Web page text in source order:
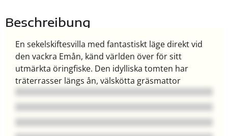
Beschreibung
En sekelskiftesvilla med fantastiskt läge direkt vid
den vackra Emån, känd världen över för sitt
utmärkta öringfiske. Den idylliska tomten har
träterrasser längs ån, välskötta gräsmattor